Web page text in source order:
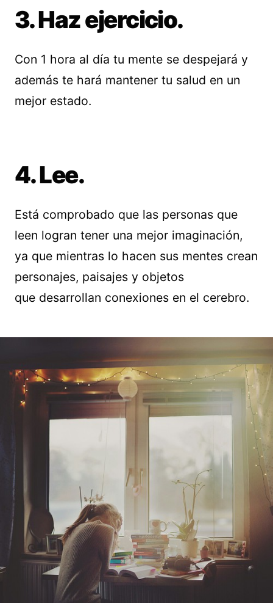
3. Haz ejercicio.
Con 1 hora al día tu mente se despejará y
además te hará mantener tu salud en un
mejor estado.
4. Lee.
Está comprobado que las personas que
leen logran tener una mejor imaginación,
ya que mientras lo hacen sus mentes crean
personajes, paisajes y objetos
que desarrollan conexiones en el cerebro.